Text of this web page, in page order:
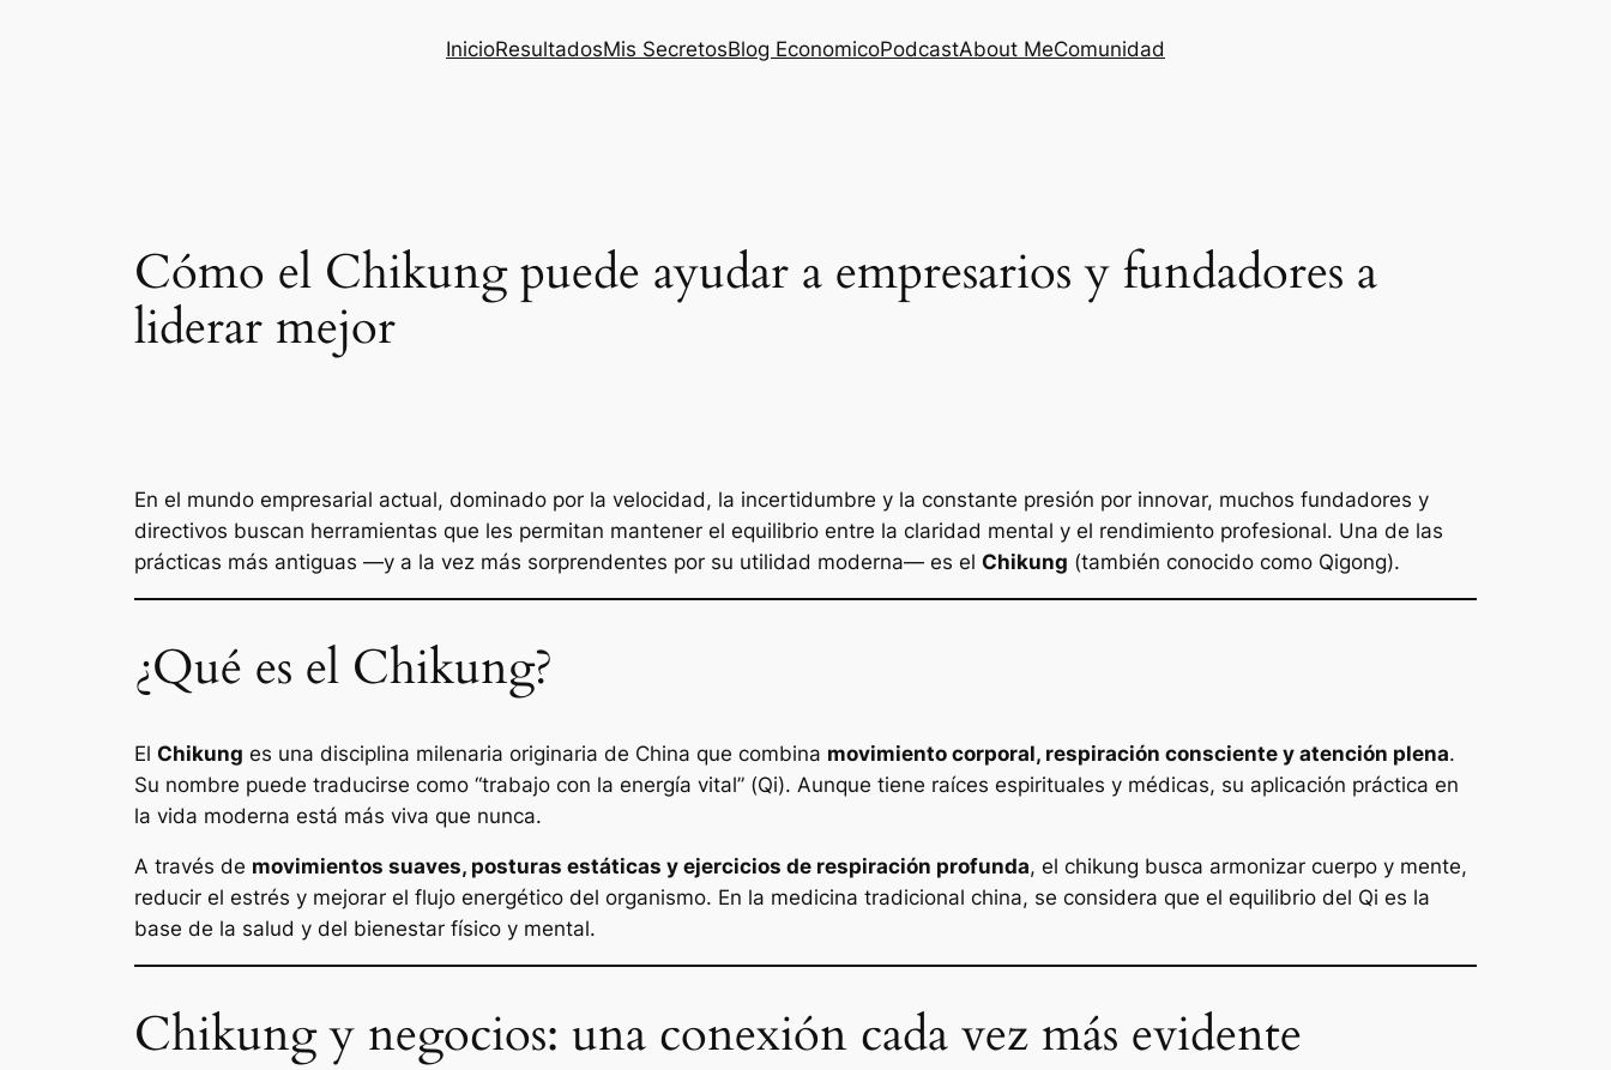
InicioResultadosMis SecretosBlog EconomicoPodcastAbout MeComunidad
Cómo el Chikung puede ayudar a empresarios y fundadores a
liderar mejor
En el mundo empresarial actual, dominado por la velocidad, la incertidumbre y la constante presión por innovar, muchos fundadores y
directivos buscan herramientas que les permitan mantener el equilibrio entre la claridad mental y el rendimiento profesional. Una de las
prácticas más antiguas —y a la vez más sorprendentes por su utilidad moderna— es el Chikung (también conocido como Qigong).
¿Qué es el Chikung?
El Chikung es una disciplina milenaria originaria de China que combina movimiento corporal, respiración consciente y atención plena.
Su nombre puede traducirse como “trabajo con la energía vital” (Qi). Aunque tiene raíces espirituales y médicas, su aplicación práctica en
la vida moderna está más viva que nunca.
A través de movimientos suaves, posturas estáticas y ejercicios de respiración profunda, el chikung busca armonizar cuerpo y mente,
reducir el estrés y mejorar el flujo energético del organismo. En la medicina tradicional china, se considera que el equilibrio del Qi es la
base de la salud y del bienestar físico y mental.
Chikung y negocios: una conexión cada vez más evidente